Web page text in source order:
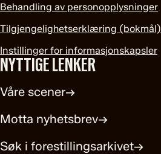
Behandling av personopplysninger
Tilgjengelighetserklæring (bokmål)
Instillinger for informasjonskapsler
NYTTIGE LENKER
Våre scener→
Motta nyhetsbrev→
Søk i forestillingsarkivet→